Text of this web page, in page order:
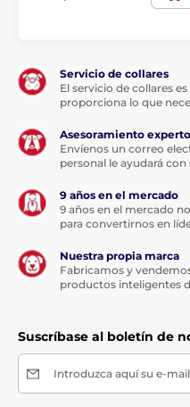
impulso. La pantalla
totalmente
IPX5 (no le
nieve,¡no debe
clasificación IPX1.
Longitud del
Para mayor
y 50 cm. Es adecuado
Servicio de collares
El servicio de collares
proporciona lo que
Asesoramiento experto
Envíenos un correo
personal le ayudará con
9 años en el mercado
9 años en el mercado
para convertirnos en
Nuestra propia marca
Fabricamos y
productos inteligentes
Suscríbase al boletín de
Introduzca aquí su e-mail